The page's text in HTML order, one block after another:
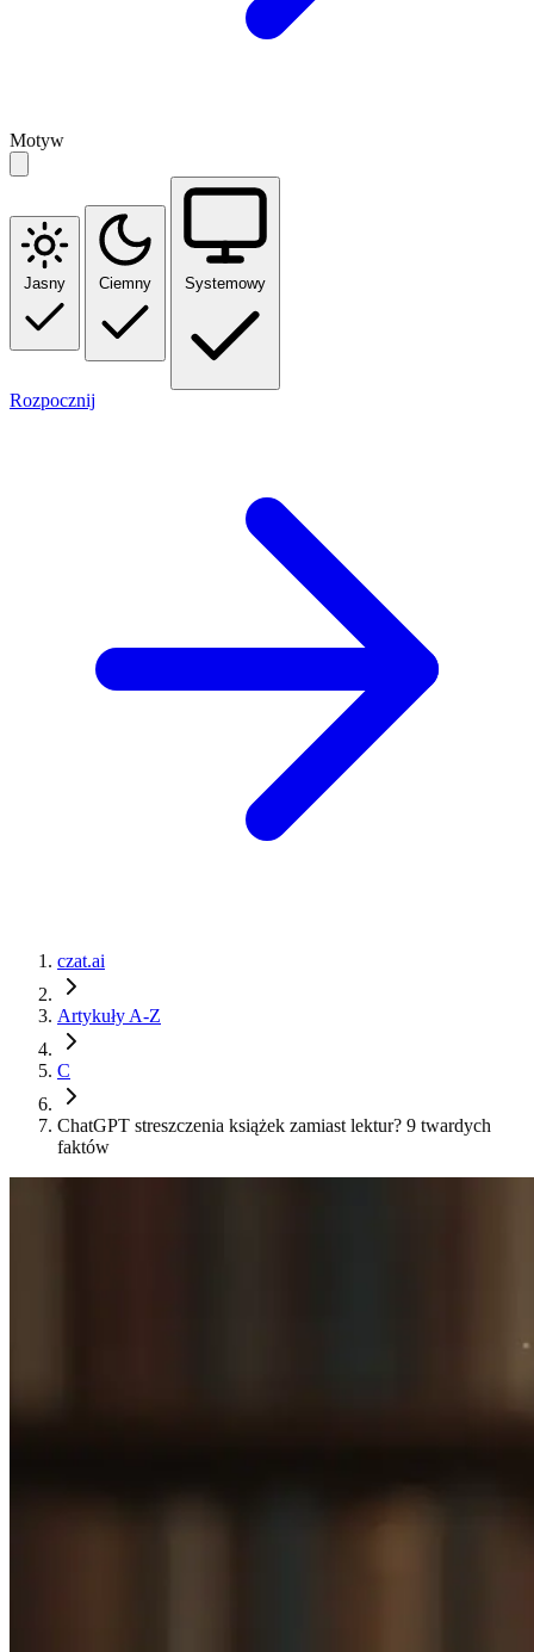
Motyw
Jasny Ciemny Systemowy
Rozpocznij
czat.ai
Artykuły A-Z
C
ChatGPT streszczenia książek zamiast lektur? 9 twardych
faktów